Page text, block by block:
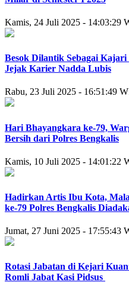
Kamis, 24 Juli 2025 - 14:03:29
Besok Dilantik Sebagai
Jejak Karier Nadda Lubis
Rabu, 23 Juli 2025 - 16:51:49
Hari Bhayangkara ke-79,
Bersih dari Polres Bengkalis
Kamis, 10 Juli 2025 - 14:01:22
Hadirkan Artis Ibu Kota,
ke-79 Polres Bengkalis
Jumat, 27 Juni 2025 - 17:55:43
Rotasi Jabatan di Kejari
Romli Jabat Kasi Pidsus